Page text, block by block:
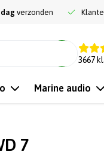
verzonden
3667
Marine audio
7